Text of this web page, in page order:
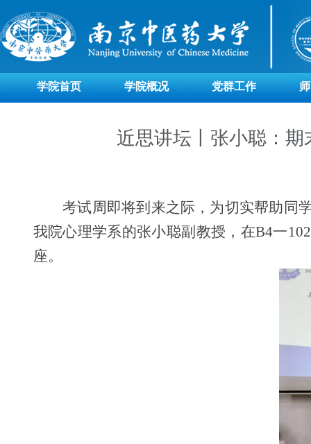
学院首页 学院概况 党群工作
近思讲坛丨张小聪：
考试周即将到来之际，为切实帮助同
我院心理学系的张小聪副教授，在B4一102
座。